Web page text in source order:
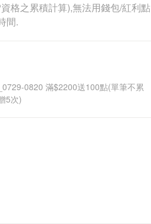
格之累積計算),無法用錢包/紅利點
間.
0820 滿$2200送100點(單筆不累
5次)